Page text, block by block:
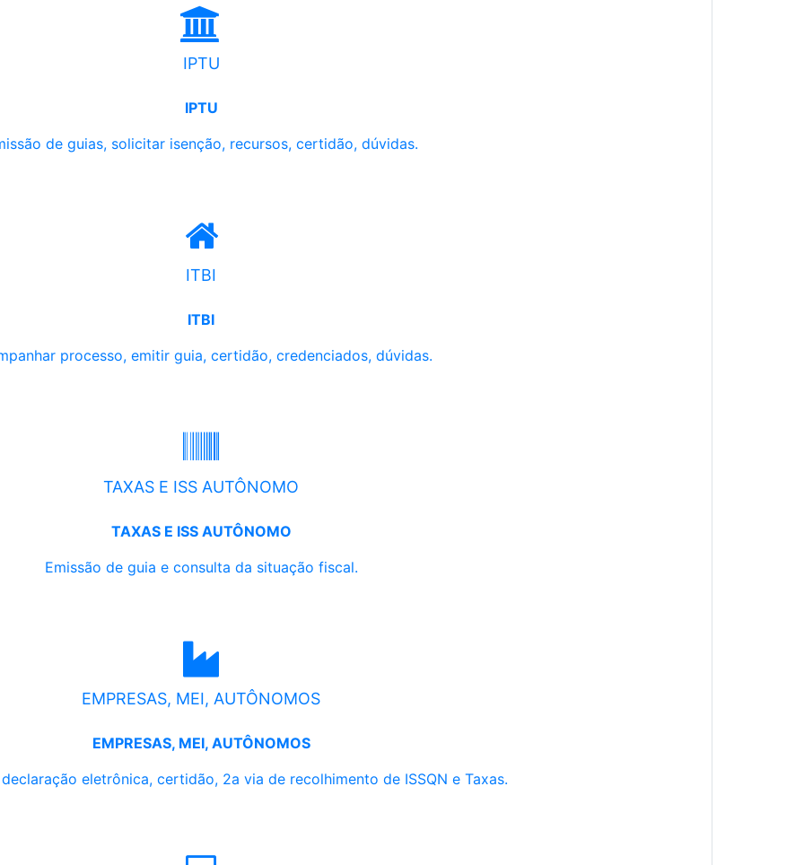
IPTU
IPTU
de guias, solicitar isenção, recursos, certidão, dúvidas.
ITBI
ITBI
processo, emitir guia, certidão, credenciados, dúvidas.
TAXAS E ISS AUTÔNOMO
TAXAS E ISS AUTÔNOMO
Emissão de guia e consulta da situação fiscal.
EMPRESAS, MEI, AUTÔNOMOS
EMPRESAS, MEI, AUTÔNOMOS
eletrônica, certidão, 2a via de recolhimento de ISSQN e Taxas.